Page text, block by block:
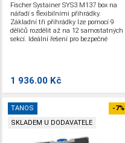
Fischer Systainer SYS3 M137 box na
nářadí s flexibilními přihrádky.
Základní tři přihrádky lze pomocí 9
děličů rozdělit až na 12 samostatných
sekcí. Ideální řešení pro bezpečné
sebe, stohovatelný systém.
1 936.00 Kč
TANOS
SKLADEM U DODAVATELE
-7%